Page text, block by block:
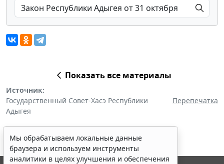
Показать все материалы
Источник:
Государственный Совет-Хасэ Республики
Адыгея
Перепечатка
Мы обрабатываем локальные данные
браузера и используем инструменты
аналитики в целях улучшения и обеспечения